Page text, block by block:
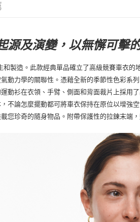
源及演變，以無懈可擊
和製造。此款經典單品確立了高級競賽車衣
動力學的關聯性。憑藉全新的季節性色彩系
動衫在衣領、手臂、側面和背面裁片上採用
不論怎麼擺動都可將車衣保持在原位以增強
您珍奇的隨身物品。附帶保護性的拉鍊末端